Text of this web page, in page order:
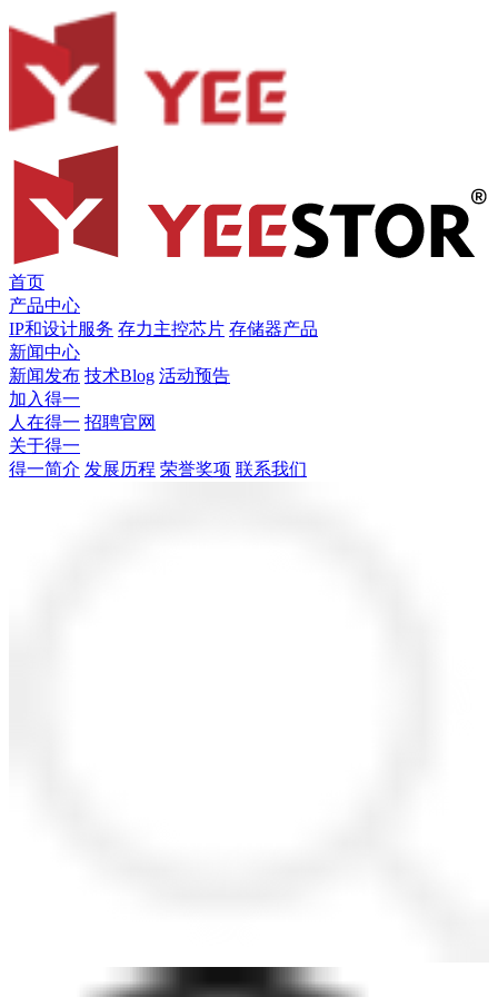
首页
产品中心
IP和设计服务 存力主控芯片 存储器产品
新闻中心
新闻发布 技术Blog 活动预告
加入得一
人在得一 招聘官网
关于得一
得一简介 发展历程 荣誉奖项 联系我们